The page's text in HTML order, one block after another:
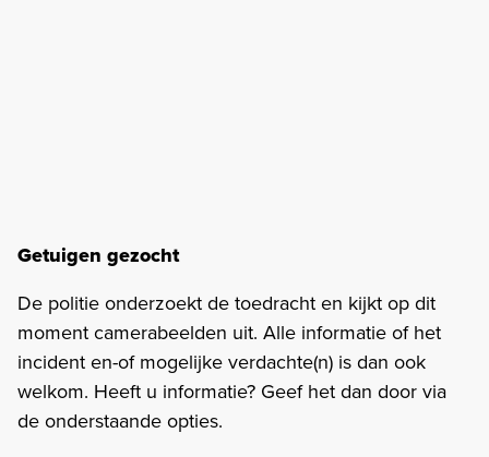
Getuigen gezocht
De politie onderzoekt de toedracht en kijkt op dit
moment camerabeelden uit. Alle informatie of het
incident en-of mogelijke verdachte(n) is dan ook
welkom. Heeft u informatie? Geef het dan door via
de onderstaande opties.